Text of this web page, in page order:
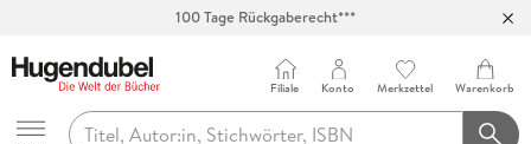
100 Tage Rückgaberecht***
Hugendubel
Filiale Konto Merkzettel Warenkorb